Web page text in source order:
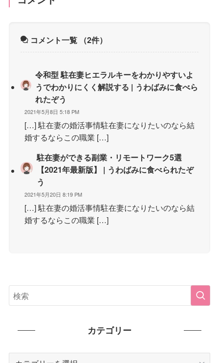
コメント一覧 （2件）
令和型 駐在妻ヒエラルキーをわかりやすいよ
うでわかりにくく解説する | うわばみに食べら
れたぞう
2021年5月8日 5:18 PM
[…] 駐在妻の婚活事情駐在妻になりたいのなら結
婚するならこの職業 […]
駐在妻ができる副業・リモートワーク5選
【2021年最新版】 | うわばみに食べられたぞ
う
2021年5月20日 8:19 PM
[…] 駐在妻の婚活事情駐在妻になりたいのなら結
婚するならこの職業 […]
カテゴリー